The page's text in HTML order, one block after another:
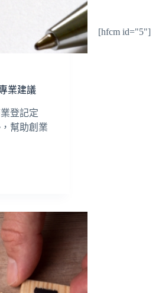
業建議
登記定
幫助創業
[hfcm id="5"]